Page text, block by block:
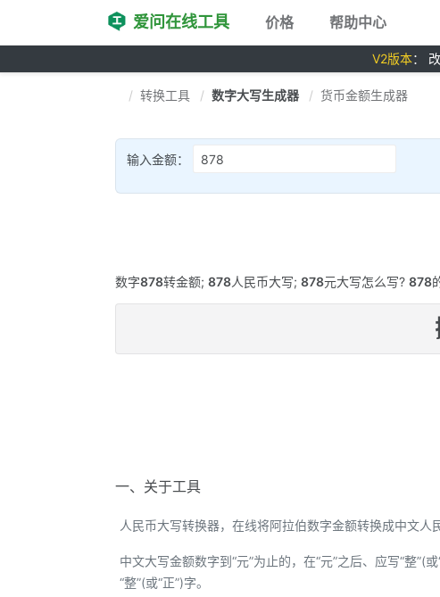
爱问在线工具 价格 帮助中心
V2版本：
转换工具 数字大写生成器 货币金额生成器
输入金额：
数字878转金额; 878人民币大写; 878元大写怎么写? 878
一、关于工具
人民币大写转换器，在线将阿拉伯数字金额转换成中文人
中文大写金额数字到“元”为止的，在“元”之后、应写“整”(
“整”(或“正”)字。